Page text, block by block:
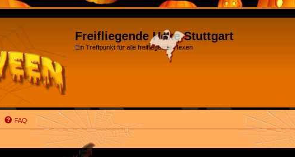
Freifliegende Hexe Stuttgart
Ein Treffpunkt für alle freifliegende Hexen
FAQ